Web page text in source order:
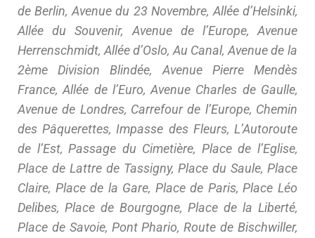
de Berlin, Avenue du 23 Novembre, Allée d’Helsinki,
Allée du Souvenir, Avenue de l’Europe, Avenue
Herrenschmidt, Allée d’Oslo, Au Canal, Avenue de la
2ème Division Blindée, Avenue Pierre Mendès
France, Allée de l’Euro, Avenue Charles de Gaulle,
Avenue de Londres, Carrefour de l’Europe, Chemin
des Pâquerettes, Impasse des Fleurs, L’Autoroute
de l’Est, Passage du Cimetière, Place de l’Eglise,
Place de Lattre de Tassigny, Place du Saule, Place
Claire, Place de la Gare, Place de Paris, Place Léo
Delibes, Place de Bourgogne, Place de la Liberté,
Place de Savoie, Pont Phario, Route de Bischwiller,